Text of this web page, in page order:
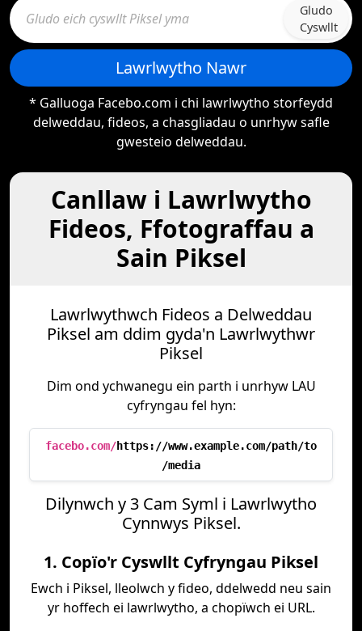
Gludo
Cyswllt
Lawrlwytho Nawr
* Galluoga Facebo.com i chi lawrlwytho storfeydd
delweddau, fideos, a chasgliadau o unrhyw safle
gwesteio delweddau.
Canllaw i Lawrlwytho
Fideos, Ffotograffau a
Sain Piksel
Lawrlwythwch Fideos a Delweddau
Piksel am ddim gyda'n Lawrlwythwr
Piksel
Dim ond ychwanegu ein parth i unrhyw LAU
cyfryngau fel hyn:
facebo.com/https://www.example.com/path/to
/media
Dilynwch y 3 Cam Syml i Lawrlwytho
Cynnwys Piksel.
1. Copïo'r Cyswllt Cyfryngau Piksel
Ewch i Piksel, lleolwch y fideo, ddelwedd neu sain
yr hoffech ei lawrlwytho, a chopïwch ei URL.